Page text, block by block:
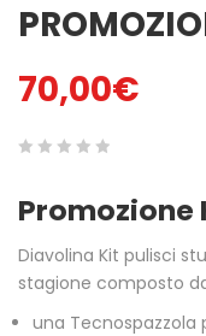
70,00€
out
based
on
customer
Promozione
Diavolina Kit pulisci
stagione composto
una Tecnospazzola
3,50€
SPAZZACAMINO 5
4,50
BELFUOCO
4,00€